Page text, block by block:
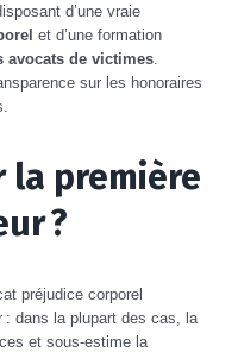
d’une vraie
et d’une formation
avocats de victimes
sur les honoraires
la première
?
préjudice corporel
: dans la plupart des cas, la
et sous-estime la